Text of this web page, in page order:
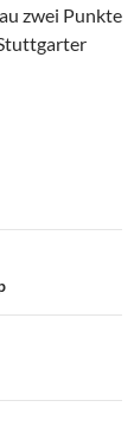
zwei Punkte